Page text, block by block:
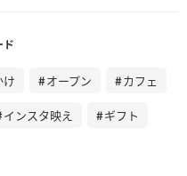
ド
け オープン カフェ
インスタ映え ギフト